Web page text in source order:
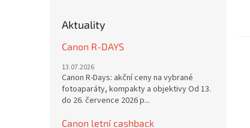
Aktuality
Canon R-DAYS
13.07.2026
Canon R-Days: akční ceny na vybrané
fotoaparáty, kompakty a objektivy Od 13.
do 26. července 2026 p...
Canon letní cashback